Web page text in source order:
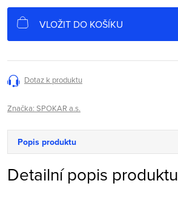
cena:
VLOŽIT DO KOŠÍKU
Dotaz k produktu
Značka: SPOKAR a.s.
Popis produktu
Detailní popis produktu